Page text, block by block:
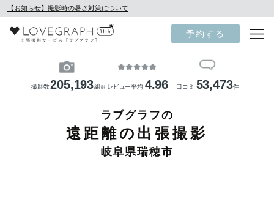
【お知らせ】撮影時の暑さ対策について
予約する
撮影数205,193組 ※ レビュー平均 4.96 口コミ 53,473件
ラブグラフの
遠距離の出張撮影
岐阜県瑞穂市